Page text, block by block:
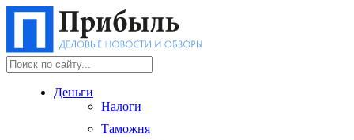
Деньги
Налоги
Таможня